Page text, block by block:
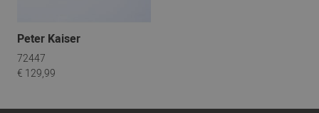
Peter Kaiser
72447
€ 129,99